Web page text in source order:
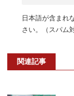
日本語が含まれ
さい。（スパム
関連記事